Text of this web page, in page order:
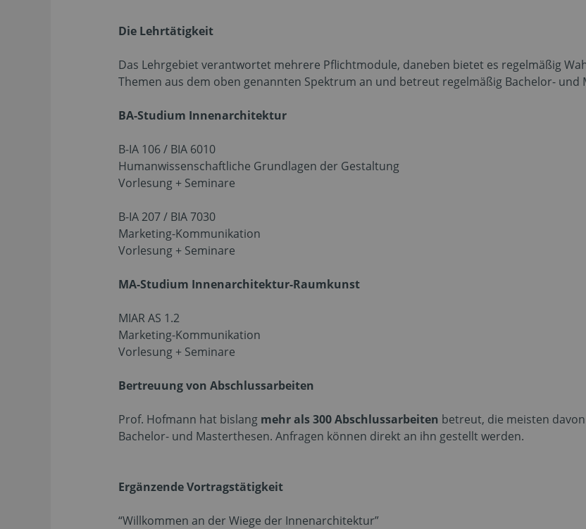
Die Lehrtätigkeit
Das Lehrgebiet verantwortet mehrere Pflichtmodule, daneben bietet es regelmäßig
Themen aus dem oben genannten Spektrum an und betreut regelmäßig Bachelor- und
BA-Studium Innenarchitektur
B-IA 106 / BIA 6010
Humanwissenschaftliche Grundlagen der Gestaltung
Vorlesung + Seminare
B-IA 207 / BIA 7030
Marketing-Kommunikation
Vorlesung + Seminare
MA-Studium Innenarchitektur-Raumkunst
MIAR AS 1.2
Marketing-Kommunikation
Vorlesung + Seminare
Bertreuung von Abschlussarbeiten
Prof. Hofmann hat bislang mehr als 300 Abschlussarbeiten betreut, die meisten
Bachelor- und Masterthesen. Anfragen können direkt an ihn gestellt werden.
Ergänzende Vortragstätigkeit
“Willkommen an der Wiege der Innenarchitektur”